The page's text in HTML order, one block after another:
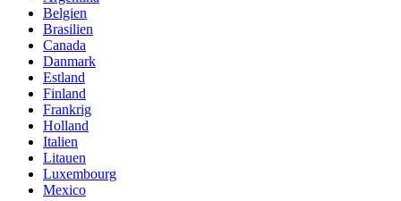
Belgien
Brasilien
Canada
Danmark
Estland
Finland
Frankrig
Holland
Italien
Litauen
Luxembourg
Mexico